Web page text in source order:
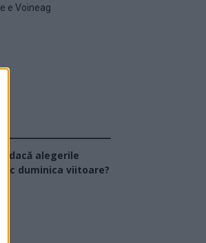
e Voineag
dacă alegerile
duminica viitoare?